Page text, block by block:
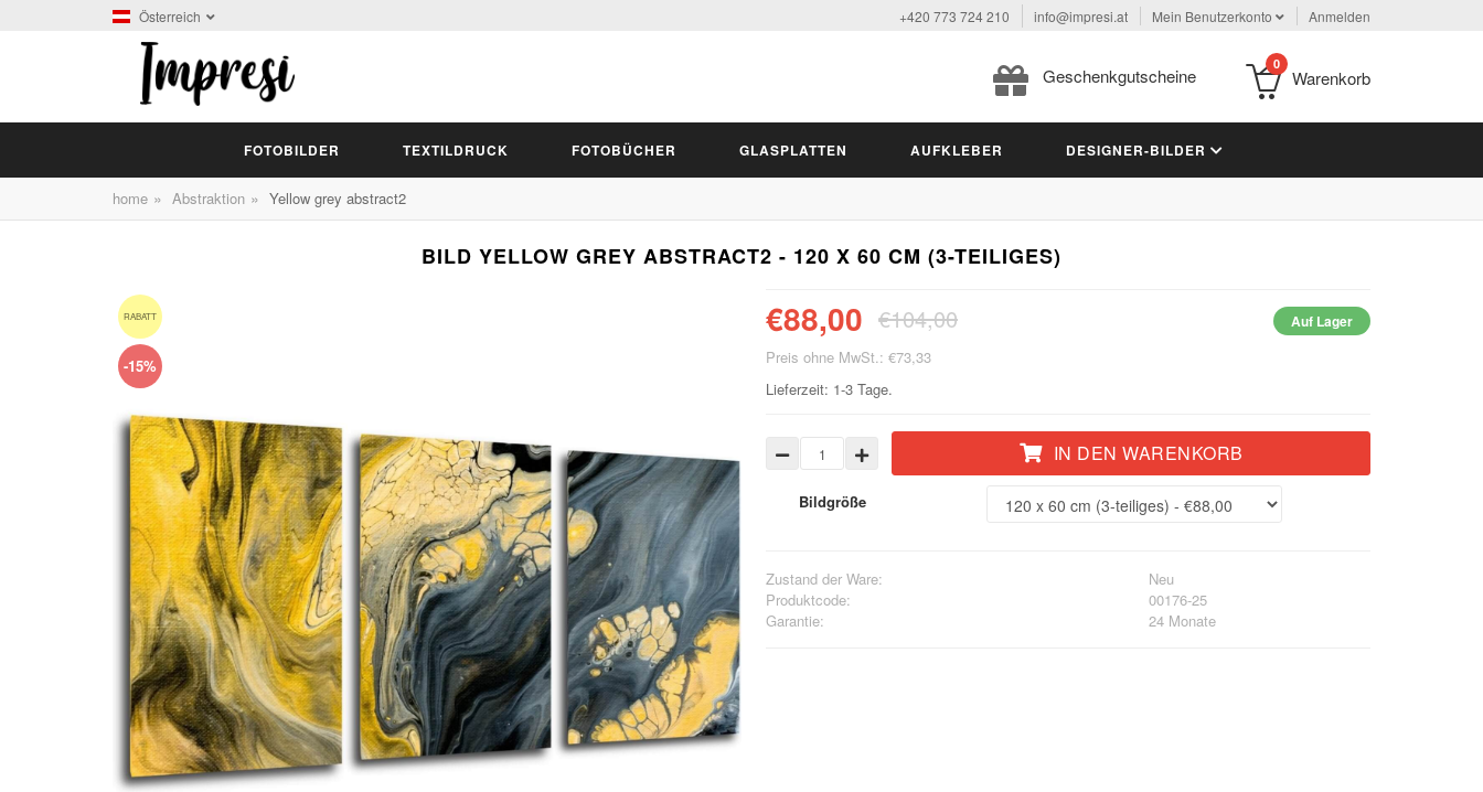
Österreich +420 773 724 210 info@impresi.at Mein Benutzerkonto Anmelden
Geschenkgutscheine
0
Warenkorb
FOTOBILDER TEXTILDRUCK FOTOBÜCHER GLASPLATTEN AUFKLEBER DESIGNER-BILDER
home » Abstraktion » Yellow grey abstract2
BILD YELLOW GREY ABSTRACT2 - 120 X 60 CM (3-TEILIGES)
RABATT
-15%
€88,00 €104,00 Auf Lager
Preis ohne MwSt.: €73,33
Lieferzeit: 1-3 Tage.
IN DEN WARENKORB
Bildgröße
Zustand der Ware:
Neu
Produktcode:
00176-25
Garantie:
24 Monate